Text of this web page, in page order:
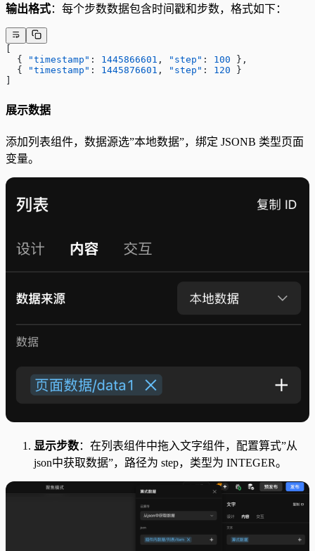
输出格式：每个步数数据包含时间戳和步数，格式如下：
[
  {
"timestamp" : 1445866601 , "step" : 100 },
  {
"timestamp" : 1445876601 , "step" : 120 }
]
展示数据
添加列表组件，数据源选”本地数据”，绑定 JSONB 类型页面
变量。
显示步数：在列表组件中拖入文字组件，配置算式”从
json中获取数据”，路径为 step，类型为 INTEGER。